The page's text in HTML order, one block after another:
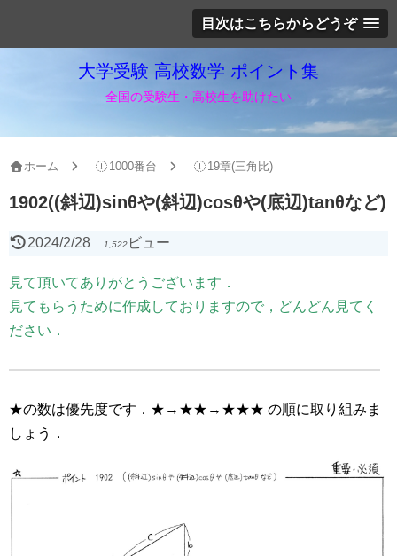
目次はこちらからどうぞ
大学受験 高校数学 ポイント集
全国の受験生・高校生を助けたい
ホーム 1000番台 19章(三角比)
1902((斜辺)sinθや(斜辺)cosθや(底辺)tanθなど)
2024/2/28 1,522ビュー
見て頂いてありがとうございます．
見てもらうために作成しておりますので，どんどん見てく
ださい．
★の数は優先度です．★→★★→★★★ の順に取り組みま
しょう．